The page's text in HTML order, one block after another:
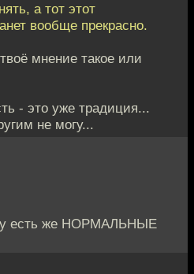
а тот этот
вообще прекрасно.
мнение такое или
- это уже традиция...
не могу...
есть же НОРМАЛЬНЫЕ